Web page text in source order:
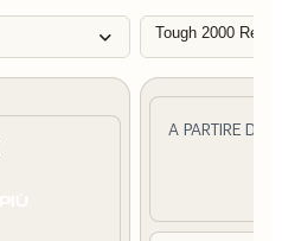
Tough 2000
A PARTIRE DA